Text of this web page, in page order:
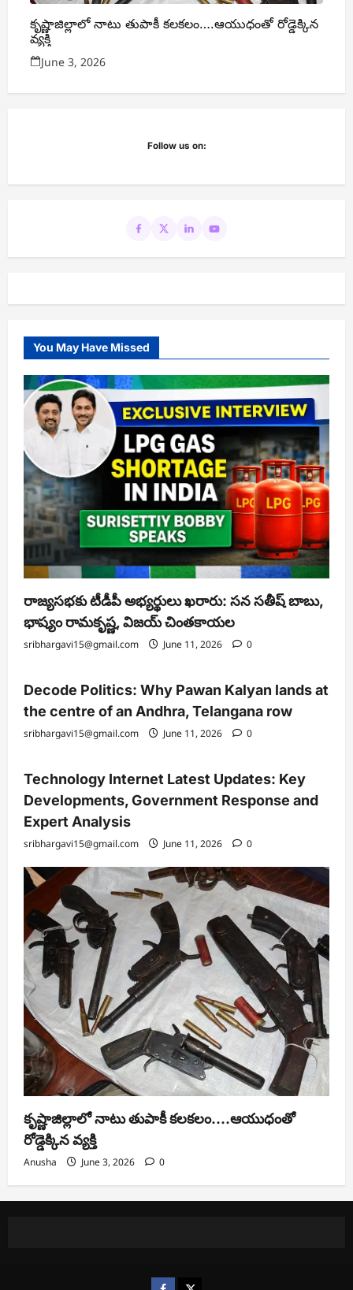
కృష్ణాజిల్లాలో నాటు తుపాకీ కలకలం….ఆయుధంతో రోడ్డెక్కిన
వ్యక్తి
June 3, 2026
Follow us on:
You May Have Missed
రాజ్యసభకు టీడీపీ అభ్యర్థులు ఖరారు: సన సతీష్ బాబు,
భాష్యం రామకృష్ణ, విజయ్ చింతకాయల
sribhargavi15@gmail.com June 11, 2026 0
Decode Politics: Why Pawan Kalyan lands at
the centre of an Andhra, Telangana row
sribhargavi15@gmail.com June 11, 2026 0
Technology Internet Latest Updates: Key
Developments, Government Response and
Expert Analysis
sribhargavi15@gmail.com June 11, 2026 0
కృష్ణాజిల్లాలో నాటు తుపాకీ కలకలం….ఆయుధంతో
రోడ్డెక్కిన వ్యక్తి
Anusha June 3, 2026 0